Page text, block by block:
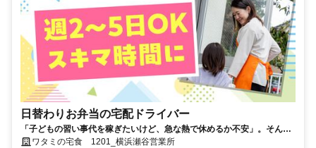
日替わりお弁当の宅配ドライバー
「子どもの習い事代を稼ぎたいけど、急な熱で休めるか不安」。そんな
悩みに寄り添う環境があります。週2～5日の勤務で、午前中のみも可
ワタミの宅食 1201_横浜瀬谷営業所